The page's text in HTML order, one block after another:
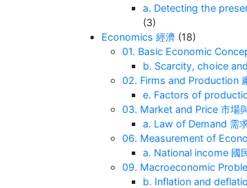
a. Detecting the
(3)
Economics 經濟 (18)
01. Basic Economic
b. Scarcity, choice
02. Firms and Production
e. Factors of
03. Market and Price 市場
a. Law of Demand 需
06. Measurement of
a. National income 國
09. Macroeconomic
b. Inflation and